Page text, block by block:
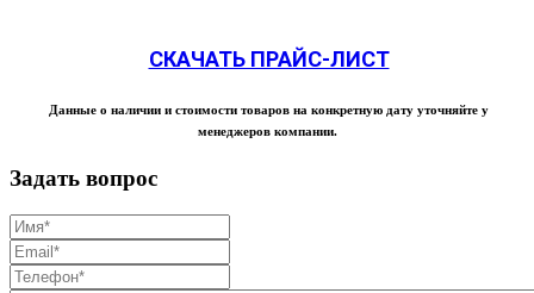
СКАЧАТЬ ПРАЙС-ЛИСТ
Данные о наличии и стоимости товаров на конкретную дату уточняйте у
менеджеров компании.
Задать вопрос